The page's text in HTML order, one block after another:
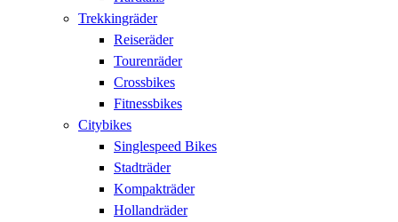
Trekkingräder
Reiseräder
Tourenräder
Crossbikes
Fitnessbikes
Citybikes
Singlespeed Bikes
Stadträder
Kompakträder
Hollandräder